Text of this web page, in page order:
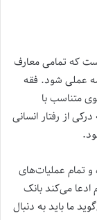
که تمامی معارف
عملی شود. فقه
متناسب با
از رفتار انسانی
و تمام عملیات‌های
ادعا می‌کند بانک
ما باید به دنبال